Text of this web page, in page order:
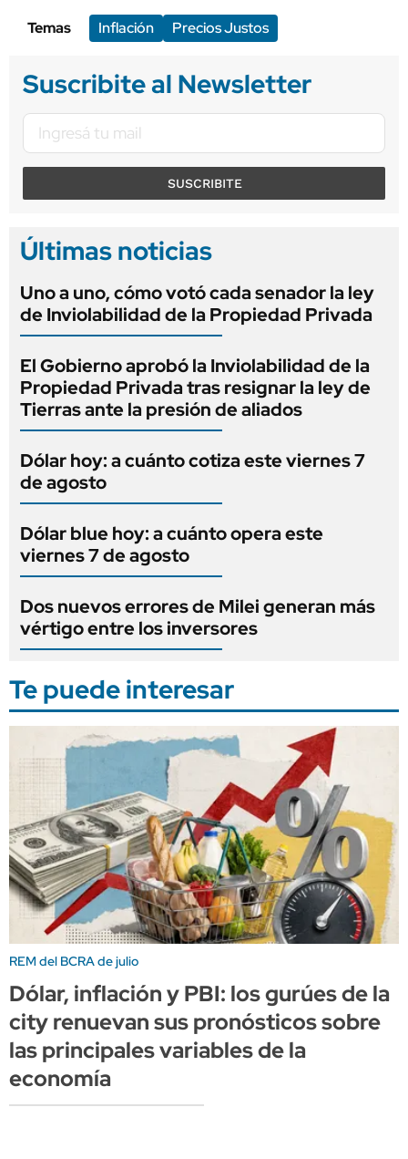
Temas
Inflación Precios Justos
Suscribite al Newsletter
SUSCRIBITE
Últimas noticias
Uno a uno, cómo votó cada senador la ley
de Inviolabilidad de la Propiedad Privada
El Gobierno aprobó la Inviolabilidad de la
Propiedad Privada tras resignar la ley de
Tierras ante la presión de aliados
Dólar hoy: a cuánto cotiza este viernes 7
de agosto
Dólar blue hoy: a cuánto opera este
viernes 7 de agosto
Dos nuevos errores de Milei generan más
vértigo entre los inversores
Te puede interesar
REM del BCRA de julio
Dólar, inflación y PBI: los gurúes de la
city renuevan sus pronósticos sobre
las principales variables de la
economía